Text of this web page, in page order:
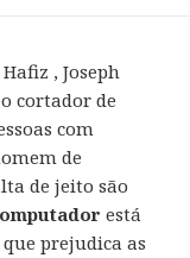
, Joseph
cortador de
com
de
de jeito são
está
prejudica as